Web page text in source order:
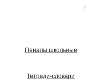
Пеналы школьные
Тетради-словари